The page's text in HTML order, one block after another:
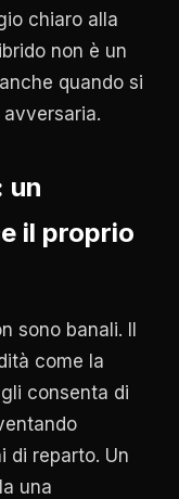
chiaro alla
non è un
quando si
un
il proprio
sono banali. Il
come la
consenta di
di reparto. Un
una